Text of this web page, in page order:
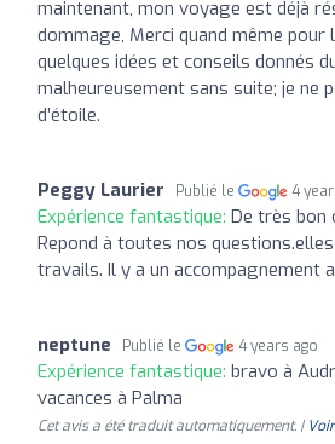
maintenant, mon voyage est déjà
dommage, Merci quand même pour
quelques idées et conseils donnés
malheureusement sans suite; je ne
d’étoile.
Peggy Laurier Publié le 4
Expérience fantastique: De très bon
Repond à toutes nos
travails. Il y a un accompagnement
neptune Publié le 4 years ago
Expérience fantastique: bravo à
vacances à Palma
Cet avis a été traduit automatiquement. |